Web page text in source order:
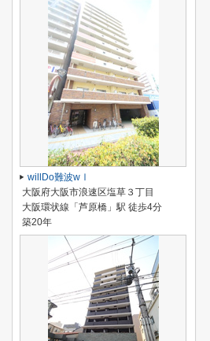
willDo難波wⅠ
大阪府大阪市浪速区塩草３丁目
大阪環状線「芦原橋」駅 徒歩4分
築20年